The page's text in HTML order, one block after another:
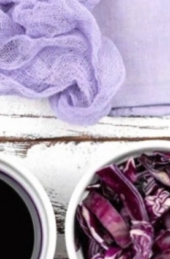
Đang mởhttps://erci.edu.vn/tac-